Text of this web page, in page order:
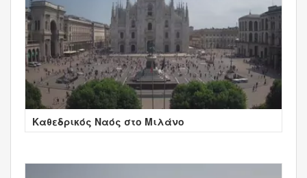
Καθεδρικός Ναός στο Μιλάνο